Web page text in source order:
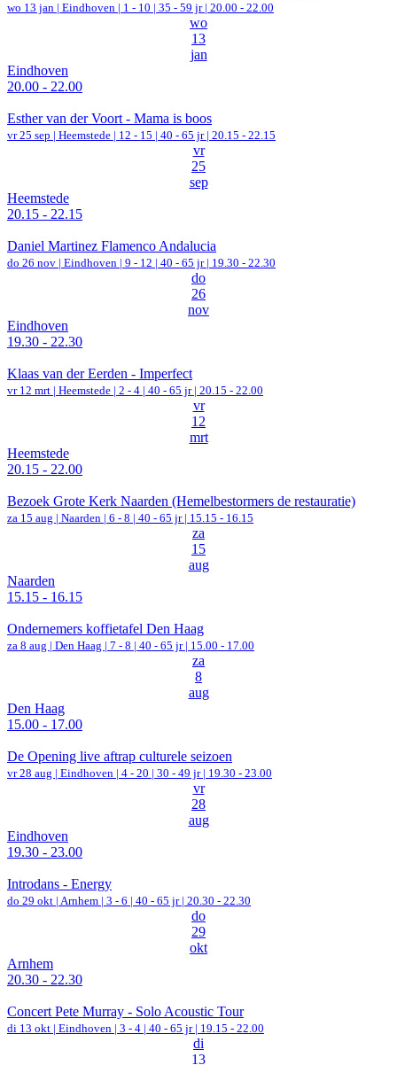
wo 13 jan | Eindhoven | 1 - 10 | 35 - 59 jr | 20.00 - 22.00
wo
13
jan
Eindhoven
20.00 - 22.00
Esther van der Voort - Mama is boos
vr 25 sep | Heemstede | 12 - 15 | 40 - 65 jr | 20.15 - 22.15
vr
25
sep
Heemstede
20.15 - 22.15
Daniel Martinez Flamenco Andalucia
do 26 nov | Eindhoven | 9 - 12 | 40 - 65 jr | 19.30 - 22.30
do
26
nov
Eindhoven
19.30 - 22.30
Klaas van der Eerden - Imperfect
vr 12 mrt | Heemstede | 2 - 4 | 40 - 65 jr | 20.15 - 22.00
vr
12
mrt
Heemstede
20.15 - 22.00
Bezoek Grote Kerk Naarden (Hemelbestormers de restauratie)
za 15 aug | Naarden | 6 - 8 | 40 - 65 jr | 15.15 - 16.15
za
15
aug
Naarden
15.15 - 16.15
Ondernemers koffietafel Den Haag
za 8 aug | Den Haag | 7 - 8 | 40 - 65 jr | 15.00 - 17.00
za
8
aug
Den Haag
15.00 - 17.00
De Opening live aftrap culturele seizoen
vr 28 aug | Eindhoven | 4 - 20 | 30 - 49 jr | 19.30 - 23.00
vr
28
aug
Eindhoven
19.30 - 23.00
Introdans - Energy
do 29 okt | Arnhem | 3 - 6 | 40 - 65 jr | 20.30 - 22.30
do
29
okt
Arnhem
20.30 - 22.30
Concert Pete Murray - Solo Acoustic Tour
di 13 okt | Eindhoven | 3 - 4 | 40 - 65 jr | 19.15 - 22.00
di
13